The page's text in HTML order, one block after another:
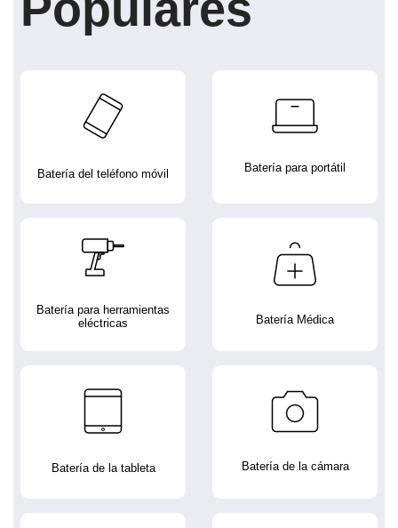
Batería del teléfono móvil Batería para portátil
Batería para herramientas
eléctricas
Batería Médica
Batería de la tableta Batería de la cámara